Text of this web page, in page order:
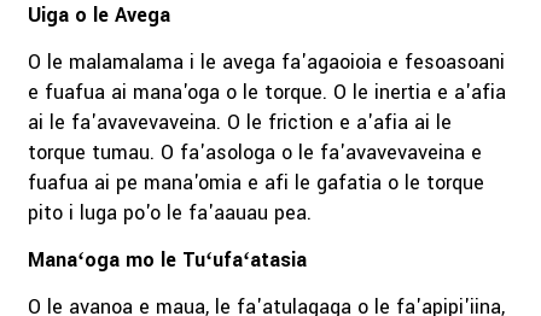
Uiga o le Avega
O le malamalama i le avega fa'agaoioia e fesoasoani
e fuafua ai mana'oga o le torque. O le inertia e a'afia
ai le fa'avavevaveina. O le friction e a'afia ai le
torque tumau. O fa'asologa o le fa'avavevaveina e
fuafua ai pe mana'omia e afi le gafatia o le torque
pito i luga po'o le fa'aauau pea.
Manaʻoga mo le Tuʻufaʻatasia
O le avanoa e maua, le fa'atulagaga o le fa'apipi'iina,